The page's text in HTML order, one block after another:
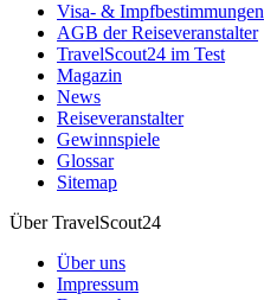
Visa- & Impfbestimmungen
AGB der Reiseveranstalter
TravelScout24 im Test
Magazin
News
Reiseveranstalter
Gewinnspiele
Glossar
Sitemap
Über TravelScout24
Über uns
Impressum